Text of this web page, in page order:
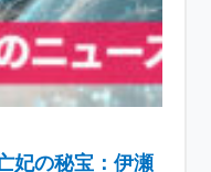
妃の秘宝：伊瀬